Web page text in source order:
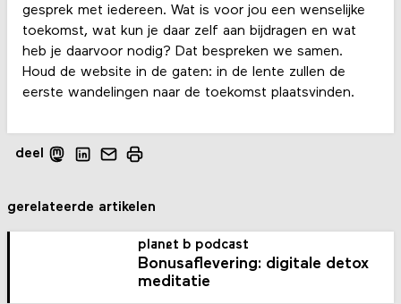
gesprek met iedereen. Wat is voor jou een wenselijke
toekomst, wat kun je daar zelf aan bijdragen en wat
heb je daarvoor nodig? Dat bespreken we samen.
Houd de website in de gaten: in de lente zullen de
eerste wandelingen naar de toekomst plaatsvinden.
deel
gerelateerde artikelen
planet b podcast
Bonusaflevering: digitale detox
meditatie